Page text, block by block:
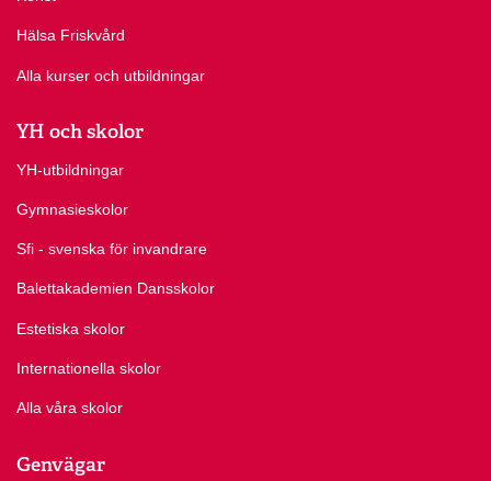
Hälsa Friskvård
Alla kurser och utbildningar
YH och skolor
YH-utbildningar
Gymnasieskolor
Sfi - svenska för invandrare
Balettakademien Dansskolor
Estetiska skolor
Internationella skolor
Alla våra skolor
Genvägar